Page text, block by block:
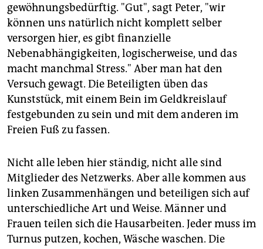
gewöhnungsbedürftig. "Gut", sagt Peter, "wir
können uns natürlich nicht komplett selber
versorgen hier, es gibt finanzielle
Nebenabhängigkeiten, logischerweise, und das
macht manchmal Stress." Aber man hat den
Versuch gewagt. Die Beteiligten üben das
Kunststück, mit einem Bein im Geldkreislauf
festgebunden zu sein und mit dem anderen im
Freien Fuß zu fassen.
Nicht alle leben hier ständig, nicht alle sind
Mitglieder des Netzwerks. Aber alle kommen aus
linken Zusammenhängen und beteiligen sich auf
unterschiedliche Art und Weise. Männer und
Frauen teilen sich die Hausarbeiten. Jeder muss im
Turnus putzen, kochen, Wäsche waschen. Die